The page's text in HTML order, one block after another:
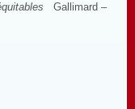
Gallimard –